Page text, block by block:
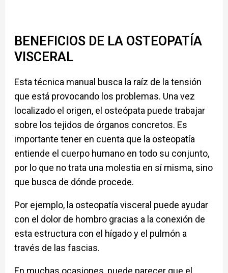
BENEFICIOS DE LA OSTEOPATÍA
VISCERAL
Esta técnica manual busca la raíz de la tensión
que está provocando los problemas. Una vez
localizado el origen, el osteópata puede trabajar
sobre los tejidos de órganos concretos. Es
importante tener en cuenta que la osteopatía
entiende el cuerpo humano en todo su conjunto,
por lo que no trata una molestia en sí misma, sino
que busca de dónde procede.
Por ejemplo, la osteopatía visceral puede ayudar
con el dolor de hombro gracias a la conexión de
esta estructura con el hígado y el pulmón a
través de las fascias.
En muchas ocasiones, puede parecer que el